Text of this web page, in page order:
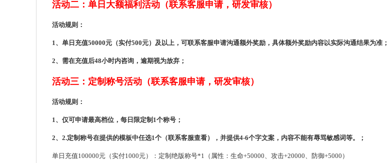
活动二：单日大额福利活动（联系客服申请，研发审核）
活动规则：
1、单日充值50000元（实付500元）及以上，可联系客服申请沟通额外奖励，具体额外奖励内容以实际沟通结果为准；
2、需在充值后48小时内咨询，逾期视为放弃；
活动三：定制称号活动（联系客服申请，研发审核）
活动规则：
1、仅可申请最高档位，每日限定制1个称号；
2、2.定制称号在提供的模板中任选1个（联系客服查看），并提供4-6个字文案，内容不能有辱骂敏感词等。；
单日充值100000元（实付1000元）：定制绝版称号*1（属性：生命+50000、攻击+20000、防御+5000）